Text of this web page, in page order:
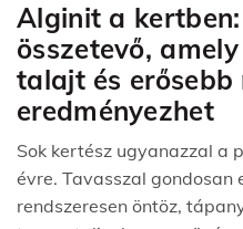
Alginit a
összetevő,
talajt és erősebb
eredményezhet
Sok kertész ugyanazzal a
évre. Tavasszal
rendszeresen öntöz,